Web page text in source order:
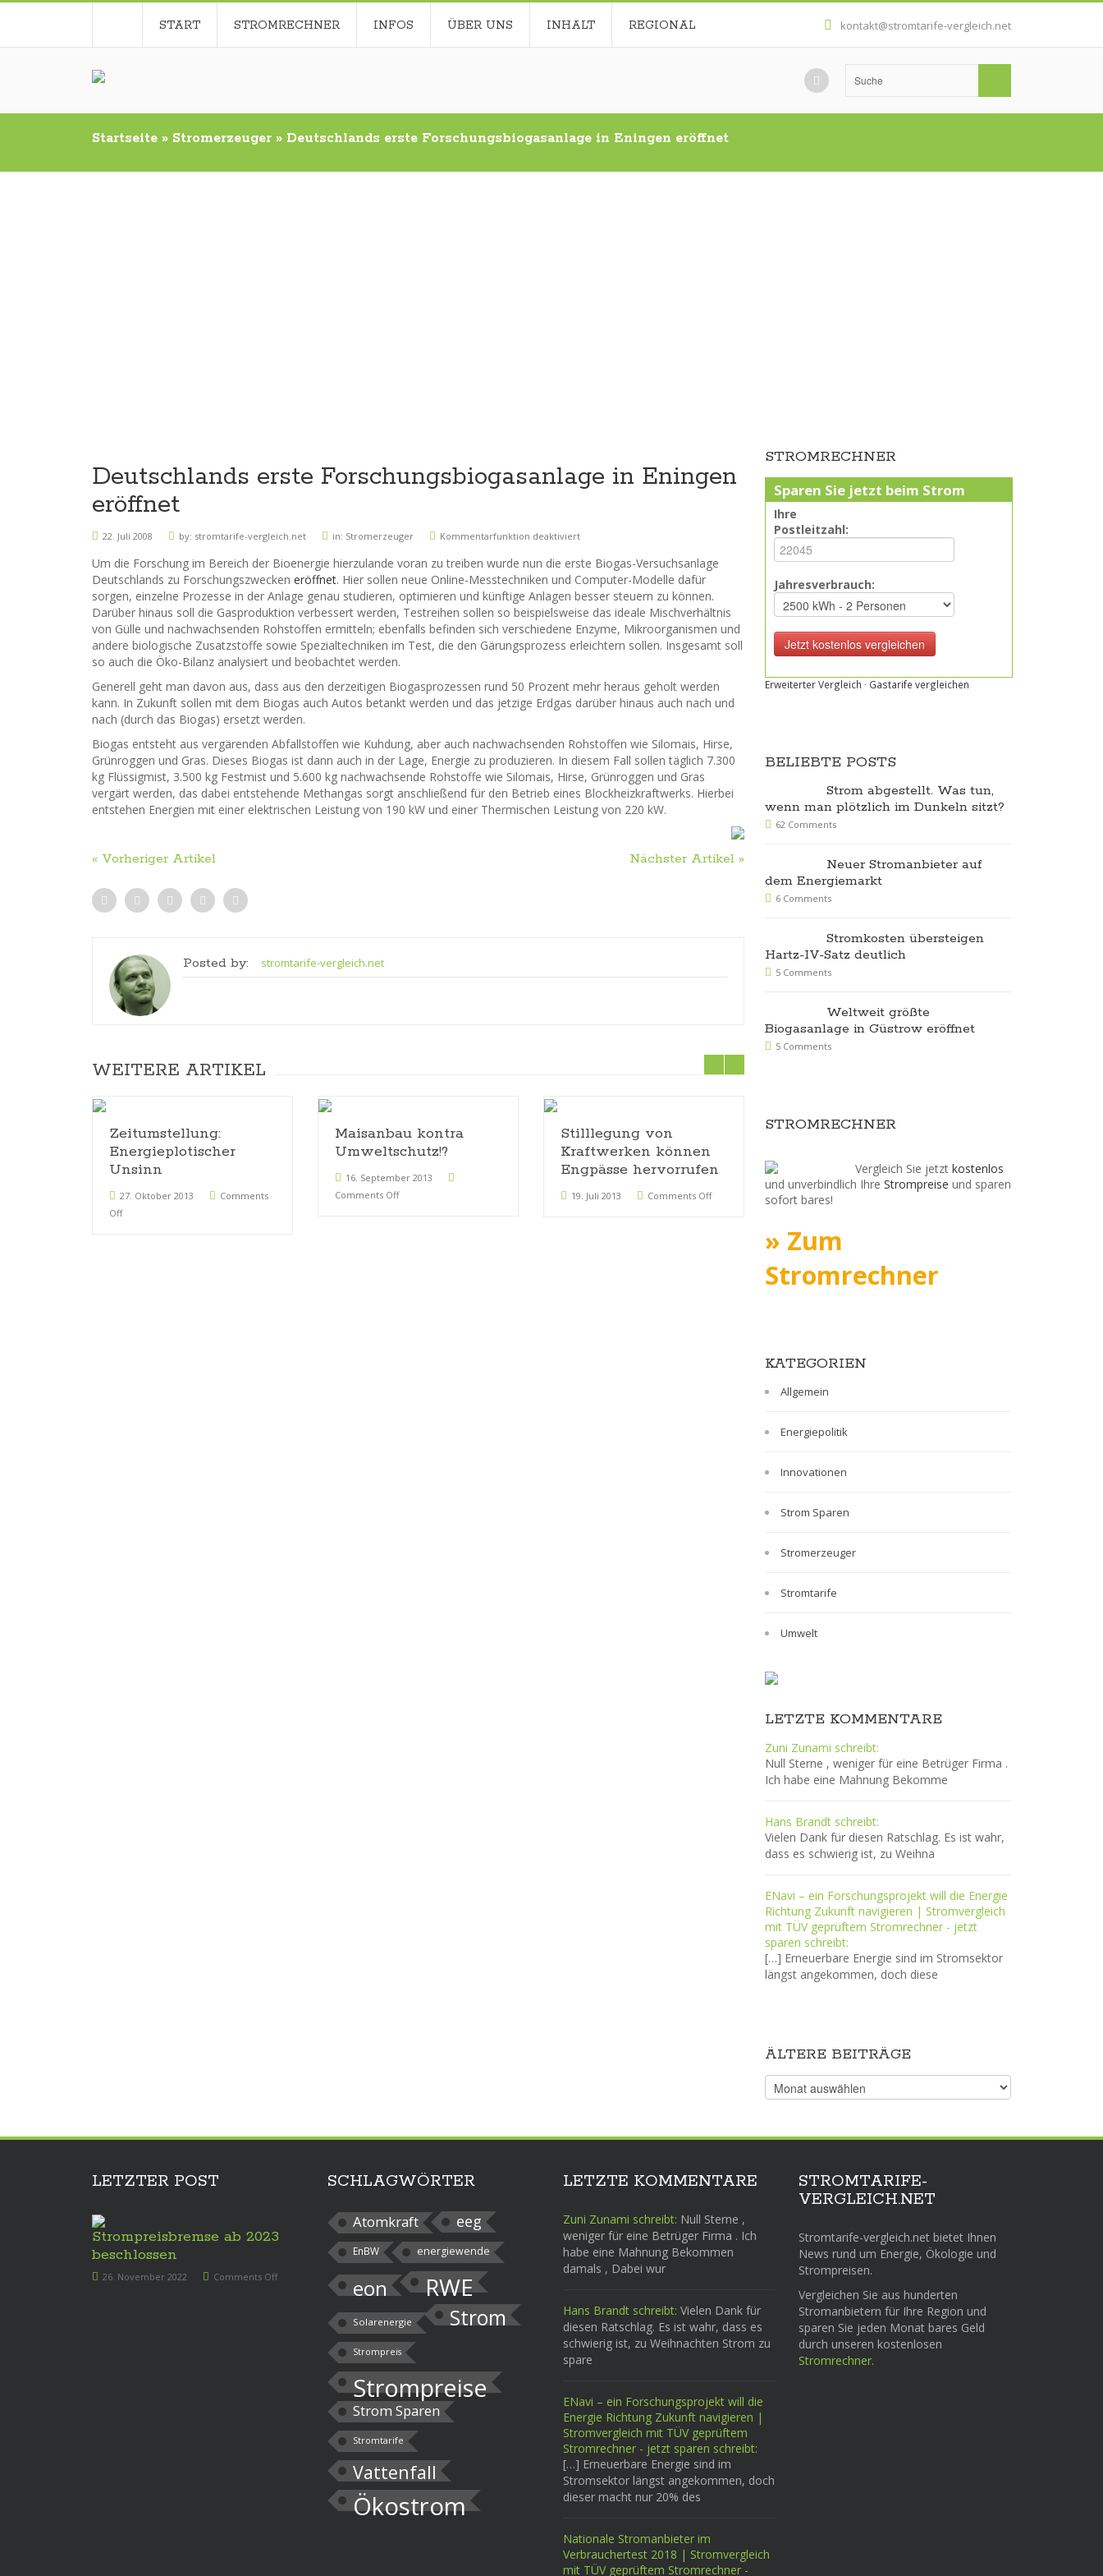
START STROMRECHNER INFOS ÜBER UNS INHALT REGIONAL kontakt@stromtarife-vergleich.net
Startseite » Stromerzeuger » Deutschlands erste Forschungsbiogasanlage in Eningen eröffnet
Deutschlands erste Forschungsbiogasanlage in Eningen
eröffnet
22. Juli 2008 by: stromtarife-vergleich.net in: Stromerzeuger Kommentarfunktion deaktiviert
Um die Forschung im Bereich der Bioenergie hierzulande voran zu treiben wurde nun die erste Biogas-Versuchsanlage
Deutschlands zu Forschungszwecken eröffnet. Hier sollen neue Online-Messtechniken und Computer-Modelle dafür
sorgen, einzelne Prozesse in der Anlage genau studieren, optimieren und künftige Anlagen besser steuern zu können.
Darüber hinaus soll die Gasproduktion verbessert werden, Testreihen sollen so beispielsweise das ideale Mischverhältnis
von Gülle und nachwachsenden Rohstoffen ermitteln; ebenfalls befinden sich verschiedene Enzyme, Mikroorganismen und
andere biologische Zusatzstoffe sowie Spezialtechniken im Test, die den Gärungsprozess erleichtern sollen. Insgesamt soll
so auch die Öko-Bilanz analysiert und beobachtet werden.
Generell geht man davon aus, dass aus den derzeitigen Biogasprozessen rund 50 Prozent mehr heraus geholt werden
kann. In Zukunft sollen mit dem Biogas auch Autos betankt werden und das jetzige Erdgas darüber hinaus auch nach und
nach (durch das Biogas) ersetzt werden.
Biogas entsteht aus vergärenden Abfallstoffen wie Kuhdung, aber auch nachwachsenden Rohstoffen wie Silomais, Hirse,
Grünroggen und Gras. Dieses Biogas ist dann auch in der Lage, Energie zu produzieren. In diesem Fall sollen täglich 7.300
kg Flüssigmist, 3.500 kg Festmist und 5.600 kg nachwachsende Rohstoffe wie Silomais, Hirse, Grünroggen und Gras
vergärt werden, das dabei entstehende Methangas sorgt anschließend für den Betrieb eines Blockheizkraftwerks. Hierbei
entstehen Energien mit einer elektrischen Leistung von 190 kW und einer Thermischen Leistung von 220 kW.
« Vorheriger Artikel Nächster Artikel »
Posted by: stromtarife-vergleich.net
WEITERE ARTIKEL
Zeitumstellung:
Energieplotischer
Unsinn
27. Oktober 2013
Comments
Off
Maisanbau kontra
Umweltschutz!?
16. September 2013
Comments Off
Stilllegung von
Kraftwerken können
Engpässe hervorrufen
19. Juli 2013 Comments Off
Was bringt uns der
6. Juni 2013 Comments Off
STROMRECHNER
Sparen Sie jetzt beim Strom
Ihre
Postleitzahl:
Jahresverbrauch:
Erweiterter Vergleich · Gastarife vergleichen
BELIEBTE POSTS
Strom abgestellt. Was tun,
wenn man plötzlich im Dunkeln sitzt?
62 Comments
Neuer Stromanbieter auf
dem Energiemarkt
6 Comments
Stromkosten übersteigen
Hartz-IV-Satz deutlich
5 Comments
Weltweit größte
Biogasanlage in Güstrow eröffnet
5 Comments
STROMRECHNER
Vergleich Sie jetzt kostenlos
und unverbindlich Ihre Strompreise und sparen
sofort bares!
» Zum
Stromrechner
KATEGORIEN
Allgemein
Energiepolitik
Innovationen
Strom Sparen
Stromerzeuger
Stromtarife
Umwelt
LETZTE KOMMENTARE
Zuni Zunami schreibt:
Null Sterne , weniger für eine Betrüger Firma .
Ich habe eine Mahnung Bekomme
Hans Brandt schreibt:
Vielen Dank für diesen Ratschlag. Es ist wahr,
dass es schwierig ist, zu Weihna
ENavi – ein Forschungsprojekt will die Energie
Richtung Zukunft navigieren | Stromvergleich
mit TÜV geprüftem Stromrechner - jetzt
sparen schreibt:
[…] Erneuerbare Energie sind im Stromsektor
längst angekommen, doch diese
ÄLTERE BEITRÄGE
Ältere
Beiträge
LETZTER POST
Strompreisbremse ab 2023
beschlossen
26. November 2022 Comments Off
SCHLAGWÖRTER
Atomkraft eeg
EnBW energiewende
eon RWE
Solarenergie Strom
Strompreis
Strompreise
Strom Sparen
Stromtarife
Vattenfall
Ökostrom
LETZTE KOMMENTARE
Zuni Zunami schreibt: Null Sterne ,
weniger für eine Betrüger Firma . Ich
habe eine Mahnung Bekommen
damals , Dabei wur
Hans Brandt schreibt: Vielen Dank für
diesen Ratschlag. Es ist wahr, dass es
schwierig ist, zu Weihnachten Strom zu
spare
ENavi – ein Forschungsprojekt will die
Energie Richtung Zukunft navigieren |
Stromvergleich mit TÜV geprüftem
Stromrechner - jetzt sparen schreibt:
[…] Erneuerbare Energie sind im
Stromsektor längst angekommen, doch
dieser macht nur 20% des
Nationale Stromanbieter im
Verbrauchertest 2018 | Stromvergleich
mit TÜV geprüftem Stromrechner -
STROMTARIFE-
VERGLEICH.NET
Stromtarife-vergleich.net bietet Ihnen
News rund um Energie, Ökologie und
Strompreisen.
Vergleichen Sie aus hunderten
Stromanbietern für Ihre Region und
sparen Sie jeden Monat bares Geld
durch unseren kostenlosen
Stromrechner.